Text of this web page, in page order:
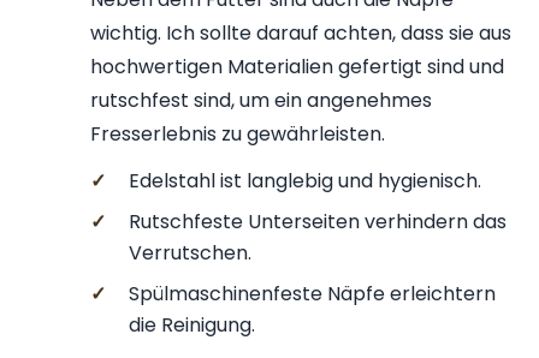
wichtig. Ich sollte darauf achten, dass sie aus
hochwertigen Materialien gefertigt sind und
rutschfest sind, um ein angenehmes
Fresserlebnis zu gewährleisten.
✓
Edelstahl ist langlebig und hygienisch.
✓
Rutschfeste Unterseiten verhindern das
Verrutschen.
✓
Spülmaschinenfeste Näpfe erleichtern
die Reinigung.